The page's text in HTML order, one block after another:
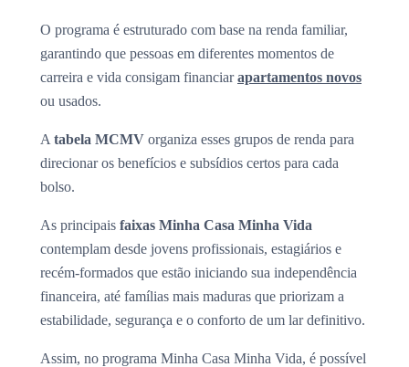
O programa é estruturado com base na renda familiar,
garantindo que pessoas em diferentes momentos de
carreira e vida consigam financiarapartamentos novos
ou usados.
A tabela MCMV organiza esses grupos de renda para
direcionar os benefícios e subsídios certos para cada
bolso.
As principais faixas Minha Casa Minha Vida
contemplam desde jovens profissionais, estagiários e
recém-formados que estão iniciando sua independência
financeira, até famílias mais maduras que priorizam a
estabilidade, segurança e o conforto de um lar definitivo.
Assim, no programa Minha Casa Minha Vida, é possível